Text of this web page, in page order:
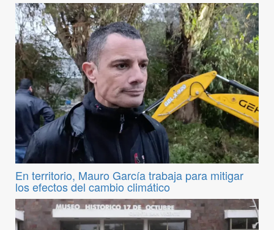
En territorio, Mauro García trabaja para mitigar
los efectos del cambio climático